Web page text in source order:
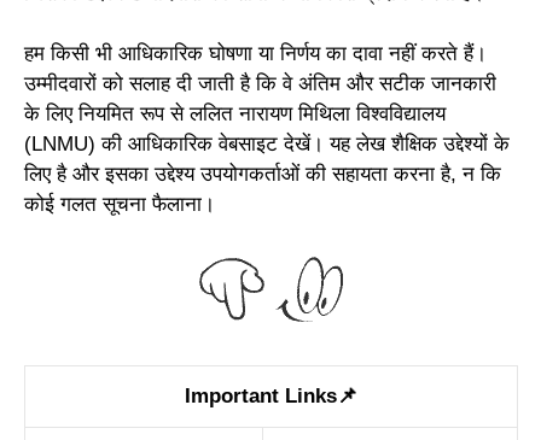
हम किसी भी आधिकारिक घोषणा या निर्णय का दावा नहीं करते हैं।
उम्मीदवारों को सलाह दी जाती है कि वे अंतिम और सटीक जानकारी
के लिए नियमित रूप से ललित नारायण मिथिला विश्वविद्यालय
(LNMU) की आधिकारिक वेबसाइट देखें। यह लेख शैक्षिक उद्देश्यों के
लिए है और इसका उद्देश्य उपयोगकर्ताओं की सहायता करना है, न कि
कोई गलत सूचना फैलाना।
Important Links📌